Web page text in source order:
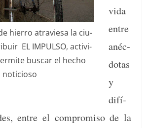
hier­ro atraviesa la ciu­
EL IMPULSO, activi­
bus­car el hecho
noticioso
vida
entre
anéc­
do­tas
y
difí­
entre el com­pro­miso de la